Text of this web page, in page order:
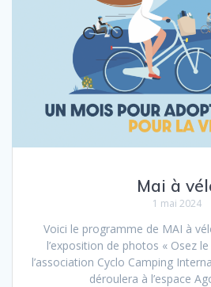
Mai à
1 mai 2024
Voici le programme de MAI à
l’exposition de photos « Osez
l’association Cyclo Camping
déroulera à l’espace